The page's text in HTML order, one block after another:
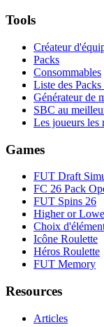
Tools
Créateur
Packs
Consommables
Liste des
Générateur de
SBC au
Les joueurs les
Games
FUT Draft
FC 26 Pack
FUT Spins 26
Higher or
Choix
Icône Roulette
Héros Roulette
FUT Memory
Resources
Articles